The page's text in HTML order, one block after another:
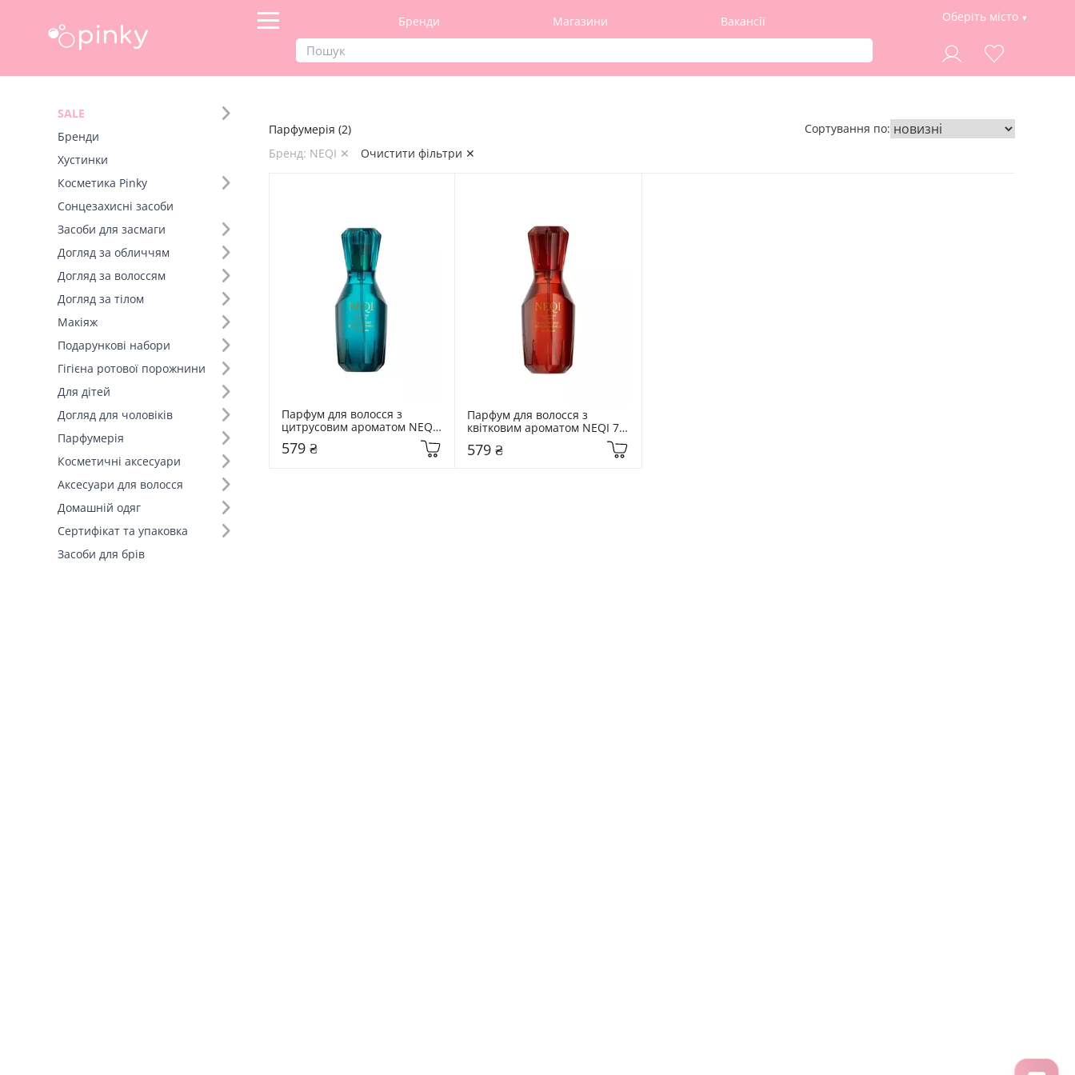
Бренди Магазини Вакансії Оберіть місто
SALE
Бренди
Хустинки
Косметика Pinky
Сонцезахисні засоби
Засоби для засмаги
Догляд за обличчям
Догляд за волоссям
Догляд за тілом
Макіяж
Подарункові набори
Гігієна ротової порожнини
Для дітей
Догляд для чоловіків
Парфумерія
Косметичні аксесуари
Аксесуари для волосся
Домашній одяг
Сертифікат та упаковка
Засоби для брів
Фільтр
Бренд (16)
Парфумерія (2)
Бренд: NEQI ✕
Очистити фільтри ✕
Сортування по:
Парфум для волосся з
цитрусовим ароматом NEQI
Signature
579 ₴
Парфум для волосся з
квітковим ароматом NEQI 75
мл Hair Perfume The Blossom
579 ₴